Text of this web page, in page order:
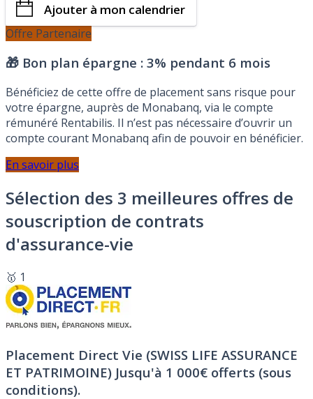
Ajouter à mon calendrier
Offre Partenaire
🎁 Bon plan épargne : 3% pendant 6 mois
Bénéficiez de cette offre de placement sans risque pour
votre épargne, auprès de Monabanq, via le compte
rémunéré Rentabilis. Il n’est pas nécessaire d’ouvrir un
compte courant Monabanq afin de pouvoir en bénéficier.
En savoir plus
Sélection des 3 meilleures offres de
souscription de contrats
d'assurance-vie
🥇 1
Placement Direct Vie (SWISS LIFE ASSURANCE
ET PATRIMOINE) Jusqu'à 1 000€ offerts (sous
conditions).